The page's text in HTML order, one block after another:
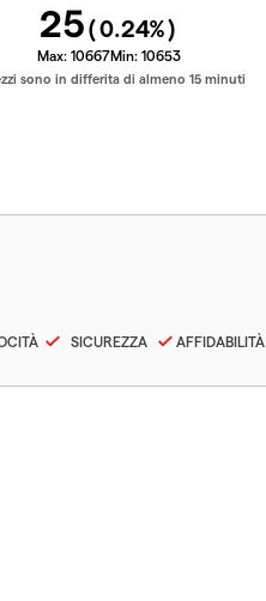
25(0.24%)
Max: 10667Min: 10653
sono in differita di almeno 15 minuti
SICUREZZA AFFIDABILITÀ